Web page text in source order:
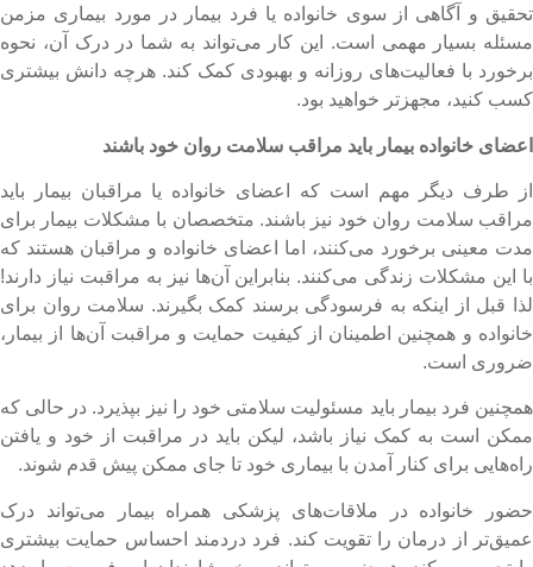
و آگاهی از سوی خانواده یا فرد بیمار در مورد بیماری مزمن
بسیار مهمی است. این کار می‌تواند به شما در درک آن، نحوه
با فعالیت‌های روزانه و بهبودی کمک کند. هرچه دانش بیشتری
کنید، مجهزتر خواهید بود.
خانواده بیمار باید مراقب سلامت روان خود باشند
طرف دیگر مهم است که اعضای خانواده یا مراقبان بیمار باید
سلامت روان خود نیز باشند. متخصصان با مشکلات بیمار برای
معینی برخورد می‌کنند، اما اعضای خانواده و مراقبان هستند که
این مشکلات زندگی می‌کنند. بنابراین آن‌ها نیز به مراقبت نیاز دارند!
قبل از اینکه به فرسودگی برسند کمک بگیرند. سلامت روان برای
و همچنین اطمینان از کیفیت حمایت و مراقبت آن‌ها از بیمار،
است.
فرد بیمار باید مسئولیت سلامتی خود را نیز بپذیرد. در حالی که
است به کمک نیاز باشد، لیکن باید در مراقبت از خود و یافتن
برای کنار آمدن با بیماری خود تا جای ممکن پیش قدم شوند.
خانواده در ملاقات‌های پزشکی همراه بیمار می‌تواند درک
از درمان را تقویت کند. فرد دردمند احساس حمایت بیشتری